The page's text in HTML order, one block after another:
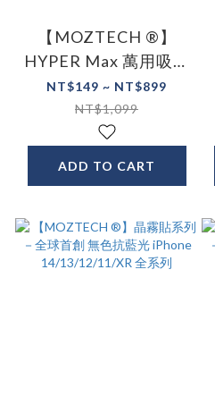
【MOZTECH ®】
HYPER Max 萬用吸塵
器
NT$149 ~ NT$899
NT$1,099
ADD TO CART